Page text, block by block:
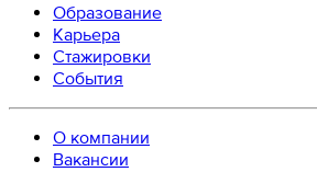
Образование
Карьера
Стажировки
События
О компании
Вaкансии